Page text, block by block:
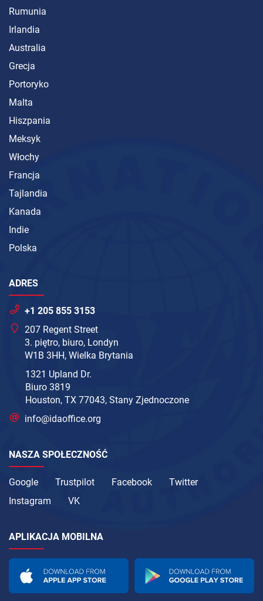
Rumunia
Irlandia
Australia
Grecja
Portoryko
Malta
Hiszpania
Meksyk
Włochy
Francja
Tajlandia
Kanada
Indie
Polska
ADRES
+1 205 855 3153
207 Regent Street
3. piętro, biuro, Londyn
W1B 3HH, Wielka Brytania
1321 Upland Dr.
Biuro 3819
Houston, TX 77043, Stany Zjednoczone
info@idaoffice.org
NASZA SPOŁECZNOŚĆ
Google Trustpilot Facebook
Twitter
Instagram
VK
APLIKACJA MOBILNA